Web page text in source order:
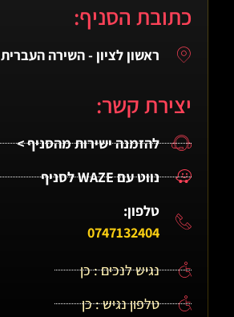
כתובת הסניף:
ראשון לציון - השירה העברית 10
יצירת קשר:
להזמנה ישירות מהסניף >
נווט עם WAZE לסניף
טלפון:
0747132404
נגיש לנכים : כן
טלפון נגיש : כן